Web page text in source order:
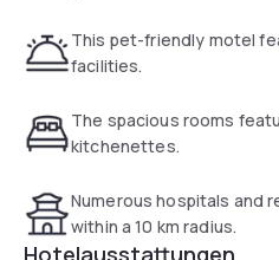
This pet-friendly motel
facilities.
The spacious rooms
kitchenettes.
Numerous hospitals and
within a 10 km radius.
Hotelausstattungen